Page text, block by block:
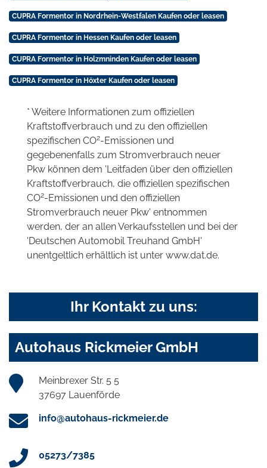
CUPRA Formentor in Nordrhein-Westfalen Kaufen oder leasen
CUPRA Formentor in Hessen Kaufen oder leasen
CUPRA Formentor in Holzmninden Kaufen oder leasen
CUPRA Formentor in Höxter Kaufen oder leasen
* Weitere Informationen zum offiziellen
Kraftstoffverbrauch und zu den offiziellen
spezifischen CO2-Emissionen und
gegebenenfalls zum Stromverbrauch neuer
Pkw können dem 'Leitfaden über den offiziellen
Kraftstoffverbrauch, die offiziellen spezifischen
CO2-Emissionen und den offiziellen
Stromverbrauch neuer Pkw' entnommen
werden, der an allen Verkaufsstellen und bei der
'Deutschen Automobil Treuhand GmbH'
unentgeltlich erhältlich ist unter www.dat.de.
Ihr Kontakt zu uns:
Autohaus Rickmeier GmbH
Meinbrexer Str. 5 5
37697 Lauenförde
info@autohaus-rickmeier.de
05273/7385